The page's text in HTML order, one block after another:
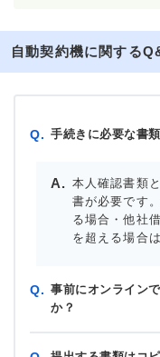
自動契約機に関する
Q. 手続きに必要な書
本人確認書類
書が必要です
る場合・他社
を超える場合
Q. 事前にオンライン
か？